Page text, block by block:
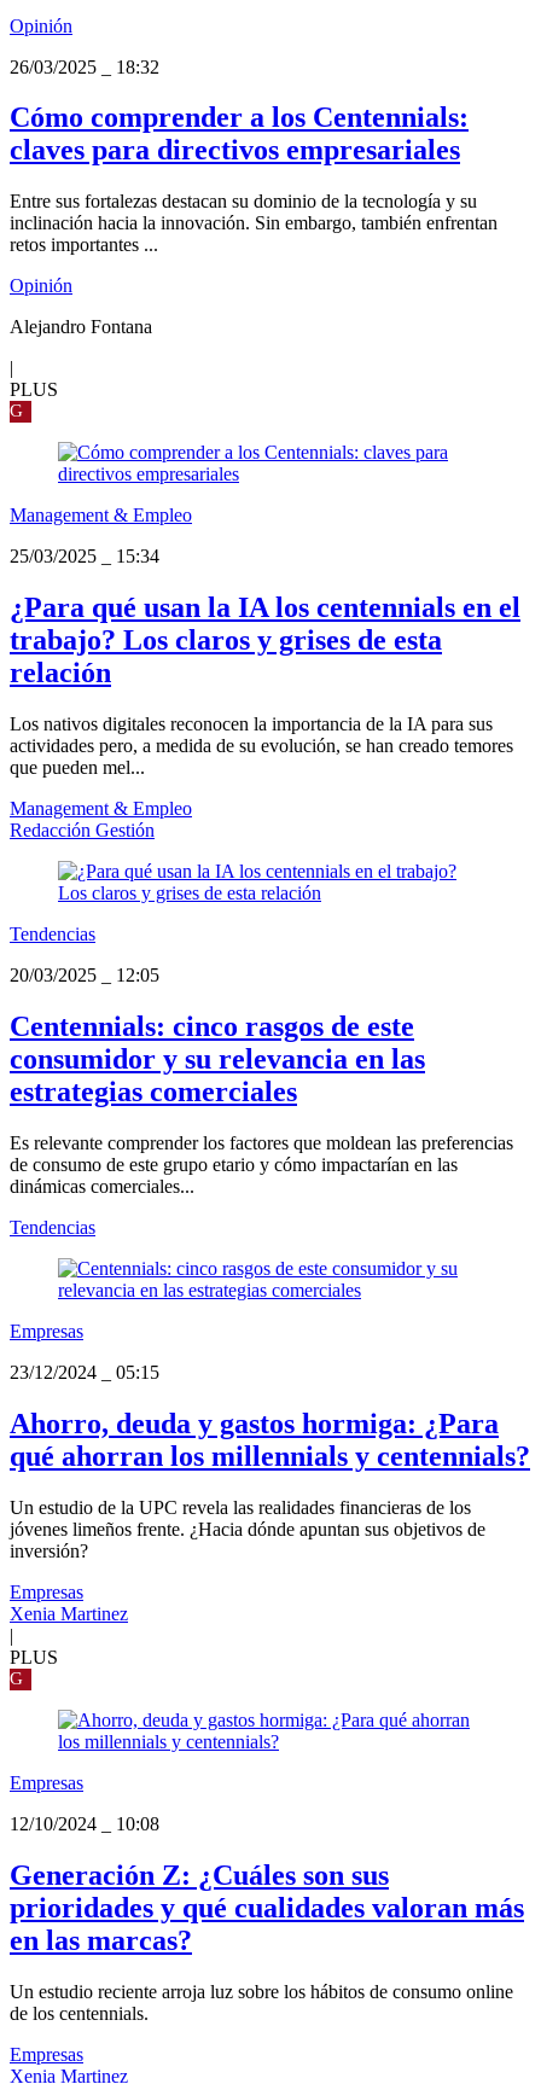
Opinión
26/03/2025
18:32
Cómo comprender a los Centennials:
claves para directivos empresariales
Entre sus fortalezas destacan su dominio de la tecnología y su
inclinación hacia la innovación. Sin embargo, también enfrentan
retos importantes ...
Opinión
Alejandro Fontana
|
PLUS
G
Management & Empleo
25/03/2025
15:34
¿Para qué usan la IA los centennials en el
trabajo? Los claros y grises de esta
relación
Los nativos digitales reconocen la importancia de la IA para sus
actividades pero, a medida de su evolución, se han creado temores
que pueden mel...
Management & Empleo
Redacción Gestión
Tendencias
20/03/2025
12:05
Centennials: cinco rasgos de este
consumidor y su relevancia en las
estrategias comerciales
Es relevante comprender los factores que moldean las preferencias
de consumo de este grupo etario y cómo impactarían en las
dinámicas comerciales...
Tendencias
Empresas
23/12/2024
05:15
Ahorro, deuda y gastos hormiga: ¿Para
qué ahorran los millennials y centennials?
Un estudio de la UPC revela las realidades financieras de los
jóvenes limeños frente. ¿Hacia dónde apuntan sus objetivos de
inversión?
Empresas
Xenia Martinez
|
PLUS
G
Empresas
12/10/2024
10:08
Generación Z: ¿Cuáles son sus
prioridades y qué cualidades valoran más
en las marcas?
Un estudio reciente arroja luz sobre los hábitos de consumo online
de los centennials.
Empresas
Xenia Martinez